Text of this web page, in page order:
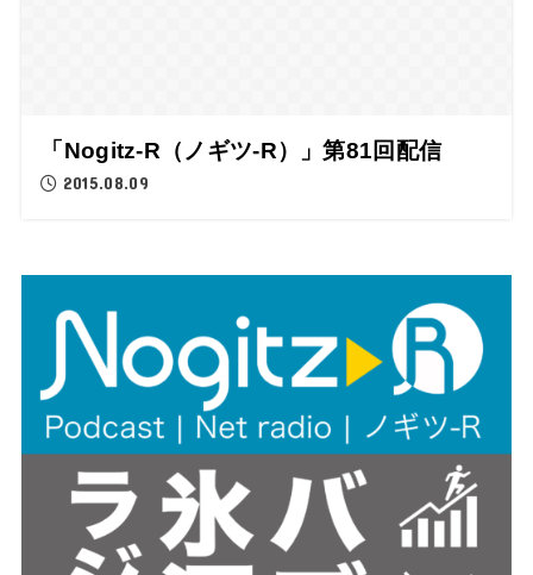
「Nogitz-R（ノギツ-R）」第81回配信
2015.08.09